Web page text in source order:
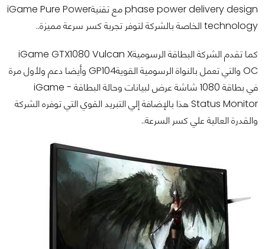
phase power delivery design مع تقنيةiGame Pure Power
technology الخاصة بالشركة لتوفر تجربة كسر سرعة مميزة..
كما تقدم الشركة البطاقة الرسوميةiGame GTX1080 Vulcan X
OC والتي تعمل بالنواة الرسومية القويةGP104 وأيضا دعم ولأول مرة
في بطاقة 1080 شاشة عرض لبيانات وحالة البطاقة iGame -
Status Monitor هذا بالإضافة إلي التبريد القوي التي توفره الشركة
والقدرة العالية علي كسر السرعة..